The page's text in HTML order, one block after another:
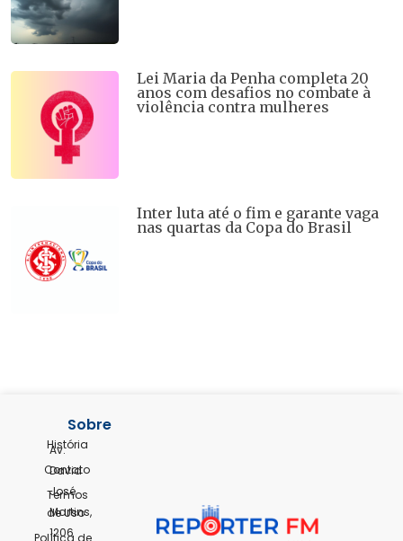
Lei Maria da Penha completa 20
anos com desafios no combate à
violência contra mulheres
Inter luta até o fim e garante vaga
nas quartas da Copa do Brasil
Av.
David
José
Martins,
1206
Sobre
História
Contato
Termos
de Uso
Política de